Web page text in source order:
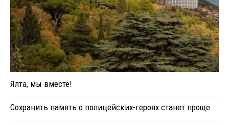
Ялта, мы вместе!
Сохранить память о полицейских-героях станет проще